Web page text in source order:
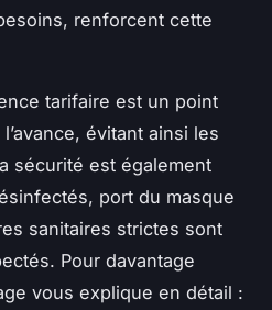
renforcent cette
tarifaire est un point
évitant ainsi les
sécurité est également
port du masque
sanitaires strictes sont
Pour davantage
vous explique en détail :